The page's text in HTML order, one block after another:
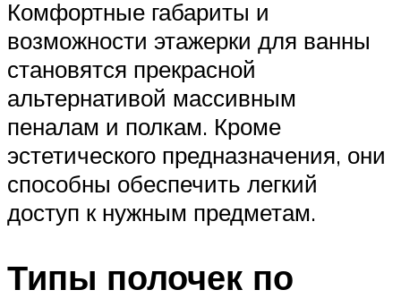
Комфортные габариты и
возможности этажерки для ванны
становятся прекрасной
альтернативой массивным
пеналам и полкам. Кроме
эстетического предназначения, они
способны обеспечить легкий
доступ к нужным предметам.
Типы полочек по